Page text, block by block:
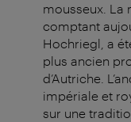
mousseux. La
comptant
Hochriegl, a
plus ancien
d’Autriche.
impériale et
sur une